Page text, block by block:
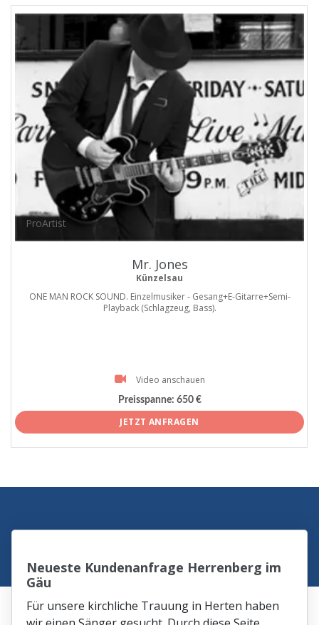
ProArtist
Mr. Jones
Künzelsau
ONE MAN ROCK SOUND. Einzelmusiker - Gesang+E-Gitarre+Semi-
Playback (Schlagzeug, Bass).
Video anschauen
Preisspanne: 650 €
JETZT ANFRAGEN
Neueste Kundenanfrage Herrenberg im
Gäu
Für unsere kirchliche Trauung in Herten haben